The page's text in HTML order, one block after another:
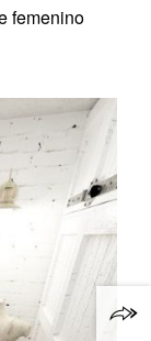
femenino